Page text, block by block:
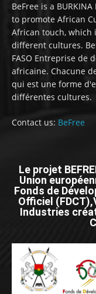
BeFree is a
to promote African
African touch, which
different cultures.
FASO Entreprise de
africaine. Chacune
qui est une forme
différentes cultures.
Contact us: BeFree
Le projet
Union
Fonds de
Officiel
Industries